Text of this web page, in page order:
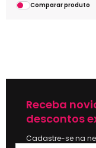
Comparar produto
Receba
descontos
Cadastre-se na